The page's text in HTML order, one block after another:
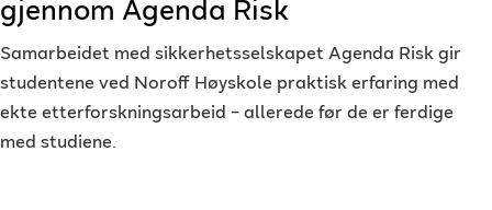
gjennom Agenda Risk
Samarbeidet med sikkerhetsselskapet Agenda Risk gir
studentene ved Noroff Høyskole praktisk erfaring med
ekte etterforskningsarbeid – allerede før de er ferdige
med studiene.